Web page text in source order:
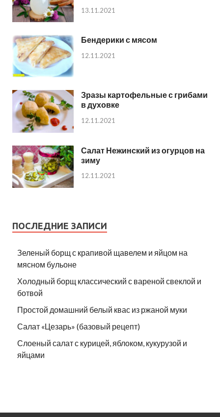
13.11.2021
Бендерики с мясом
12.11.2021
Зразы картофельные с грибами
в духовке
12.11.2021
Салат Нежинский из огурцов на
зиму
12.11.2021
ПОСЛЕДНИЕ ЗАПИСИ
Зеленый борщ с крапивой щавелем и яйцом на
мясном бульоне
Холодный борщ классический с вареной свеклой и
ботвой
Простой домашний белый квас из ржаной муки
Салат «Цезарь» (базовый рецепт)
Слоеный салат с курицей, яблоком, кукурузой и
яйцами